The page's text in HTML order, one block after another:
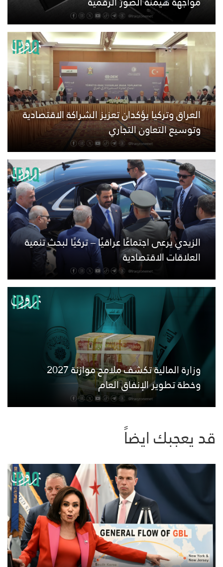
العراق وتركيا يؤكدان تعزيز الشراكة الاقتصادية
وتوسيع التعاون التجاري
الزيدي يرعى اجتماعًا عراقيًا – تركيًا لبحث تنمية
العلاقات الاقتصادية
وزارة المالية تكشف ملامح موازنة 2027
وخطة تطوير الإنفاق العام
قد يعجبك ايضاً